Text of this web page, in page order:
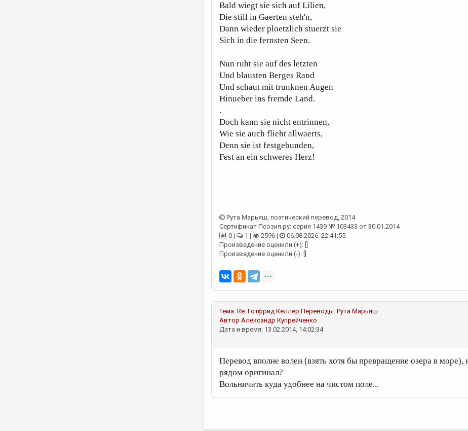
Bald wiegt sie sich auf Lilien,
Die still in Gaerten steh'n,
Dann wieder ploetzlich stuerzt sie
Sich in die fernsten Seen.
Nun ruht sie auf des letzten
Und blausten Berges Rand
Und schaut mit trunknen Augen
Hinueber ins fremde Land.
.
Doch kann sie nicht entrinnen,
Wie sie auch flieht allwaerts,
Denn sie ist festgebunden,
Fest an ein schweres Herz!
Рута Марьяш, поэтический перевод, 2014
Сертификат Поэзия.ру: серия 1439 № 103433 от 30.01.2014
0 |
1 | 2596 |
06.08.2026. 22:41:55
Произведение оценили (+): []
Произведение оценили (-): []
Тема: Re: Готфрид Келлер.Переводы. Рута Марьяш
Автор Александр Купрейченко
Дата и время: 13.02.2014, 14:02:34
Перевод вполне волен (взять хотя бы превращение озера в море),
рядом оригинал?
Вольничать куда удобнее на чистом поле...